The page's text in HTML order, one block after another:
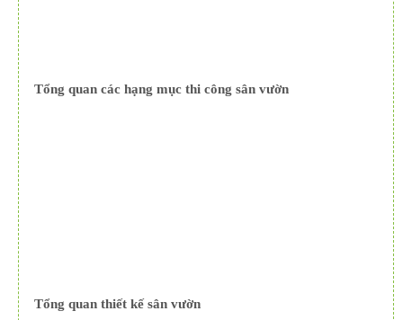
Tổng quan các hạng mục thi công sân vườn
Tổng quan thiết kế sân vườn